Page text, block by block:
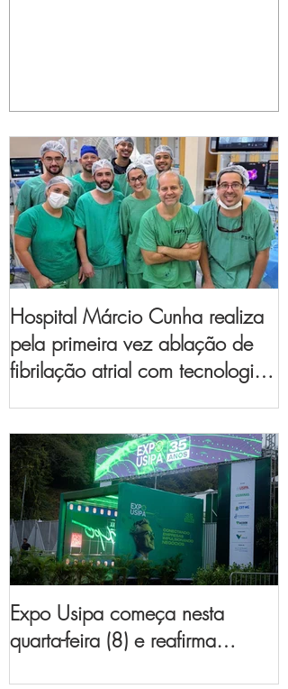
Hospital Márcio Cunha realiza
pela primeira vez ablação de
fibrilação atrial com tecnologia
Expo Usipa começa nesta
quarta-feira (8) e reafirma